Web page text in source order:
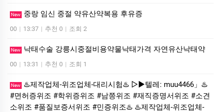
New 중랑 임신 중절 약유산약복용 후유증
00 | 13:37 | 추천 0 | 조회 2
New 낙태수술 강릉시중절비용약물낙태가격 자연유산낙­태약
00 | 13:31 | 추천 0 | 조회 1
New
♨️제작업체-위조업체-대리시험♨️ ▷▶텔레: muu4466」♨️
#면허증위조 #학위증위조 #남쯩위조 #재직증명서위조 #소견
소위조 #품질보증서위조 #민증위조♨️ ♨️제작업체-위조업체-